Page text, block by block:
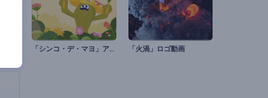
「シンコ・デ・マヨ」アニメーション 「火渦」ロゴ動画